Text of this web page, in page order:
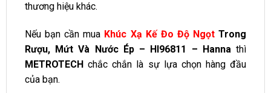
thương hiệu khác.
Nếu bạn cần mua Khúc Xạ Kế Đo Độ NgọtTrong
Rượu, Mứt Và Nước Ép – HI96811 – Hannathì
METROTECH chắc chắn là sự lựa chọn hàng đầu
của bạn.